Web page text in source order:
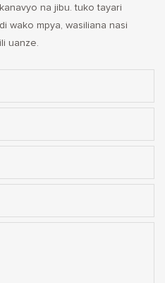
na jibu. tuko tayari
wako mpya, wasiliana nasi
uanze.